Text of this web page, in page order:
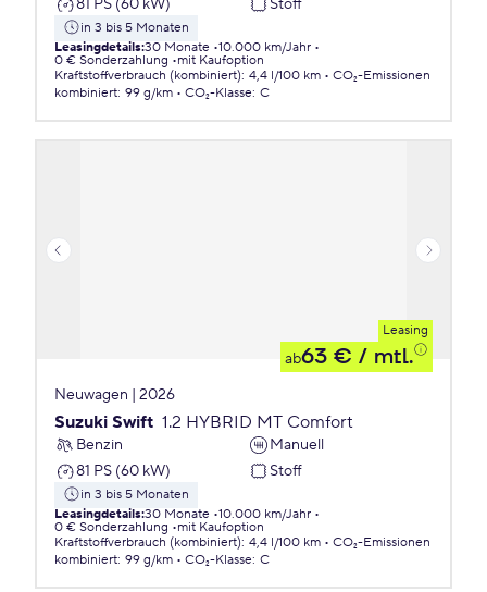
in 3 bis 5 Monaten
Leasingdetails:30 Monate 10.000 km/Jahr
0 € Sonderzahlung
mit Kaufoption
Kraftstoffverbrauch (kombiniert): 4,4 l/100 km
CO₂-Emissionen
kombiniert: 99 g/km CO₂-Klasse: C
Leasing
ab63 € / mtl.
Neuwagen | 2026
Suzuki Swift 1.2 HYBRID MT Comfort
Benzin
Manuell
81 PS (60 kW)
Stoff
in 3 bis 5 Monaten
Leasingdetails:30 Monate 10.000 km/Jahr
0 € Sonderzahlung
mit Kaufoption
Kraftstoffverbrauch (kombiniert): 4,4 l/100 km
CO₂-Emissionen
kombiniert: 99 g/km CO₂-Klasse: C